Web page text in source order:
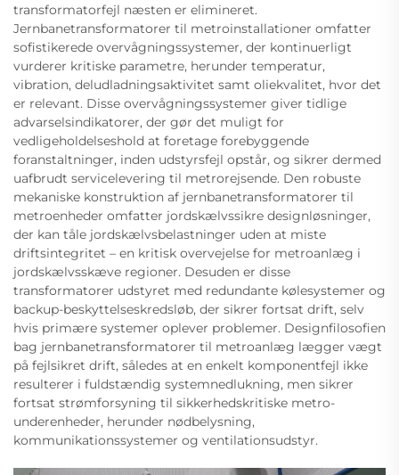
transformatorfejl næsten er elimineret.
Jernbanetransformatorer til metroinstallationer omfatter
sofistikerede overvågningssystemer, der kontinuerligt
vurderer kritiske parametre, herunder temperatur,
vibration, deludladningsaktivitet samt oliekvalitet, hvor det
er relevant. Disse overvågningssystemer giver tidlige
advarselsindikatorer, der gør det muligt for
vedligeholdelseshold at foretage forebyggende
foranstaltninger, inden udstyrsfejl opstår, og sikrer dermed
uafbrudt servicelevering til metrorejsende. Den robuste
mekaniske konstruktion af jernbanetransformatorer til
metroenheder omfatter jordskælvssikre designløsninger,
der kan tåle jordskælvsbelastninger uden at miste
driftsintegritet – en kritisk overvejelse for metroanlæg i
jordskælvsskæve regioner. Desuden er disse
transformatorer udstyret med redundante kølesystemer og
backup-beskyttelseskredsløb, der sikrer fortsat drift, selv
hvis primære systemer oplever problemer. Designfilosofien
bag jernbanetransformatorer til metroanlæg lægger vægt
på fejlsikret drift, således at en enkelt komponentfejl ikke
resulterer i fuldstændig systemnedlukning, men sikrer
fortsat strømforsyning til sikkerhedskritiske metro-
underenheder, herunder nødbelysning,
kommunikationssystemer og ventilationsudstyr.